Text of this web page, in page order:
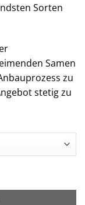
Sorten
Samen
zu
stetig zu
Disposable Menge